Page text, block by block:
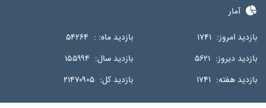
آمار
بازدید امروز: ۱۷۴۱ بازدید ماه: : ۵۴۲۶۴
بازدید دیروز: ۵۶۲۱ بازدید سال: ۱۵۵۹۹۴
بازدید هفته: ۱۷۴۱ بازدید کل: ۲۱۴۷۰۹۰۵